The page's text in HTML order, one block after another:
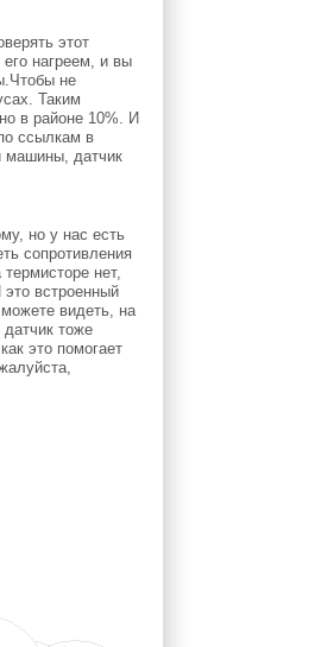
этот
нагреем, и вы
не
Таким
в районе 10%. И
ссылкам в
машины, датчик
но у нас есть
сопротивления
нет,
встроенный
видеть, на
тоже
это помогает